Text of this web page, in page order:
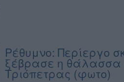
Ρέθυμνο: Περίεργο
ξέβρασε η θάλασσα
Τριόπετρας (φωτο)